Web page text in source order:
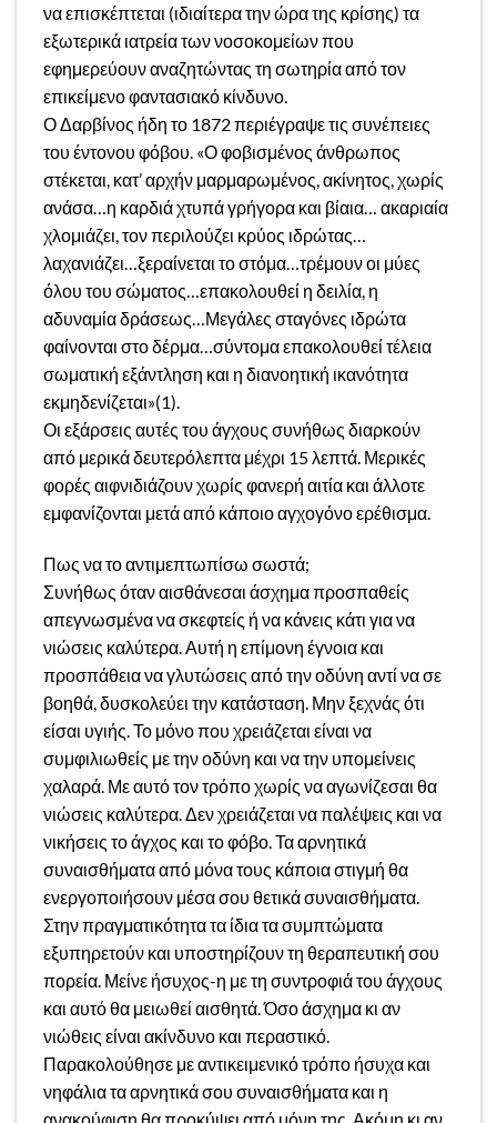
να επισκέπτεται (ιδιαίτερα την ώρα της κρίσης) τα
εξωτερικά ιατρεία των νοσοκομείων που
εφημερεύουν αναζητώντας τη σωτηρία από τον
επικείμενο φαντασιακό κίνδυνο.
Ο Δαρβίνος ήδη το 1872 περιέγραψε τις συνέπειες
του έντονου φόβου. «Ο φοβισμένος άνθρωπος
στέκεται, κατ’ αρχήν μαρμαρωμένος, ακίνητος, χωρίς
ανάσα…η καρδιά χτυπά γρήγορα και βίαια… ακαριαία
χλομιάζει, τον περιλούζει κρύος ιδρώτας…
λαχανιάζει…ξεραίνεται το στόμα…τρέμουν οι μύες
όλου του σώματος…επακολουθεί η δειλία, η
αδυναμία δράσεως…Μεγάλες σταγόνες ιδρώτα
φαίνονται στο δέρμα…σύντομα επακολουθεί τέλεια
σωματική εξάντληση και η διανοητική ικανότητα
εκμηδενίζεται»(1).
Οι εξάρσεις αυτές του άγχους συνήθως διαρκούν
από μερικά δευτερόλεπτα μέχρι 15 λεπτά. Μερικές
φορές αιφνιδιάζουν χωρίς φανερή αιτία και άλλοτε
εμφανίζονται μετά από κάποιο αγχογόνο ερέθισμα.
Πως να το αντιμεπτωπίσω σωστά;
Συνήθως όταν αισθάνεσαι άσχημα προσπαθείς
απεγνωσμένα να σκεφτείς ή να κάνεις κάτι για να
νιώσεις καλύτερα. Αυτή η επίμονη έγνοια και
προσπάθεια να γλυτώσεις από την οδύνη αντί να σε
βοηθά, δυσκολεύει την κατάσταση. Μην ξεχνάς ότι
είσαι υγιής. Το μόνο που χρειάζεται είναι να
συμφιλιωθείς με την οδύνη και να την υπομείνεις
χαλαρά. Με αυτό τον τρόπο χωρίς να αγωνίζεσαι θα
νιώσεις καλύτερα. Δεν χρειάζεται να παλέψεις και να
νικήσεις το άγχος και το φόβο. Τα αρνητικά
συναισθήματα από μόνα τους κάποια στιγμή θα
ενεργοποιήσουν μέσα σου θετικά συναισθήματα.
Στην πραγματικότητα τα ίδια τα συμπτώματα
εξυπηρετούν και υποστηρίζουν τη θεραπευτική σου
πορεία. Μείνε ήσυχος-η με τη συντροφιά του άγχους
και αυτό θα μειωθεί αισθητά. Όσο άσχημα κι αν
νιώθεις είναι ακίνδυνο και περαστικό.
Παρακολούθησε με αντικειμενικό τρόπο ήσυχα και
νηφάλια τα αρνητικά σου συναισθήματα και η
ανακούφιση θα προκύψει από μόνη της. Ακόμη κι αν